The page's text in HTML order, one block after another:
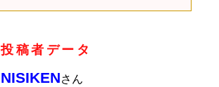
投稿者データ
NISIKENさん